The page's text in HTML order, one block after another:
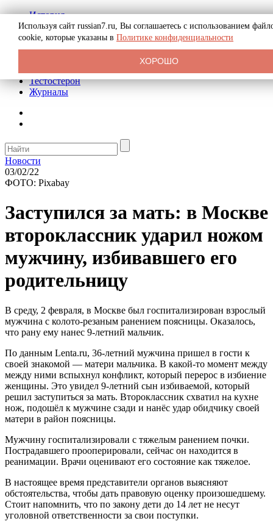
История
Биография
Криминал
Реклама на сайте
Тестостерон
Журналы
Новости
03/02/22
ФОТО: Pixabay
Заступился за мать: в Москве
второклассник ударил ножом
мужчину, избивавшего его
родительницу
В среду, 2 февраля, в Москве был госпитализирован взрослый
мужчина с колото-резаным ранением поясницы. Оказалось,
что рану ему нанес 9-летний мальчик.
По данным Lenta.ru, 36-летний мужчина пришел в гости к
своей знакомой — матери мальчика. В какой-то момент между
между ними вспыхнул конфликт, который перерос в избиение
женщины. Это увидел 9-летний сын избиваемой, который
решил заступиться за мать. Второклассник схватил на кухне
нож, подошёл к мужчине сзади и нанёс удар обидчику своей
матери в район поясницы.
Мужчину госпитализировали с тяжелым ранением почки.
Пострадавшего прооперировали, сейчас он находится в
реанимации. Врачи оценивают его состояние как тяжелое.
В настоящее время представители органов выясняют
обстоятельства, чтобы дать правовую оценку произошедшему.
Стоит напомнить, что по закону дети до 14 лет не несут
уголовной ответственности за свои поступки.
Используя сайт russian7.ru, Вы соглашаетесь с использованием
cookie, которые указаны в Политике конфиденциальности
ХОРОШО